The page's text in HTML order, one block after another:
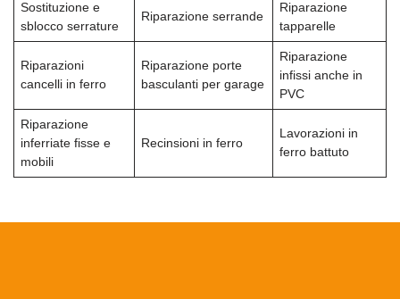
Sostituzione e
sblocco serrature
Riparazione serrande
Riparazione
tapparelle
Riparazioni
cancelli in ferro
Riparazione porte
basculanti per garage
Riparazione
infissi anche in
PVC
Riparazione
inferriate fisse e
mobili
Recinsioni in ferro
Lavorazioni in
ferro battuto